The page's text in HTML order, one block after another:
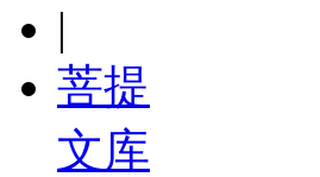
|
菩提
文库